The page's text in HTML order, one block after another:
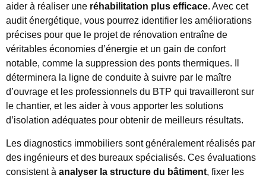
aider à réaliser une réhabilitation plus efficace. Avec cet
audit énergétique, vous pourrez identifier les améliorations
précises pour que le projet de rénovation entraîne de
véritables économies d’énergie et un gain de confort
notable, comme la suppression des ponts thermiques. Il
déterminera la ligne de conduite à suivre par le maître
d’ouvrage et les professionnels du BTP qui travailleront sur
le chantier, et les aider à vous apporter les solutions
d’isolation adéquates pour obtenir de meilleurs résultats.
Les diagnostics immobiliers sont généralement réalisés par
des ingénieurs et des bureaux spécialisés. Ces évaluations
consistent à analyser la structure du bâtiment, fixer les